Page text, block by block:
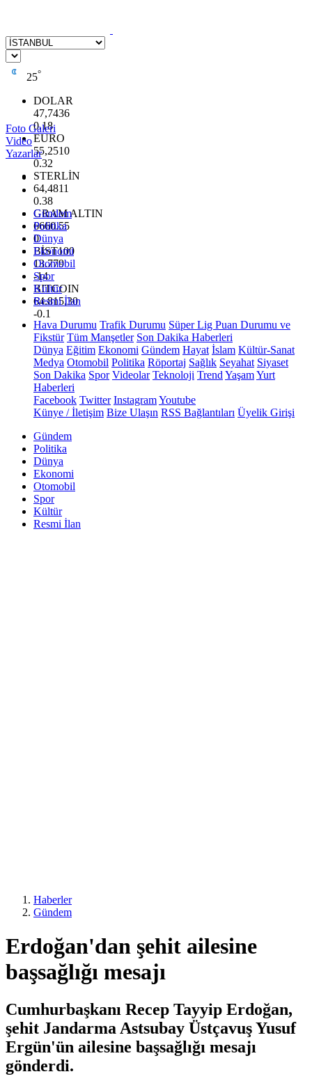
25°
DOLAR
47,7436
0.18
EURO
55,2510
0.32
STERLİN
64,4811
0.38
GRAM ALTIN
6660.55
0
BİST100
13.779
-14
BITCOIN
64.815,30
-0.1
Foto Galeri
Video
Yazarlar
Gündem
Politika
Dünya
Ekonomi
Otomobil
Spor
Kültür
Resmi İlan
Hava Durumu Trafik Durumu Süper Lig Puan Durumu ve
Fikstür Tüm Manşetler Son Dakika Haberleri
Dünya Eğitim Ekonomi Gündem Hayat İslam Kültür-Sanat
Medya Otomobil Politika Röportaj Sağlık Seyahat Siyaset
Son Dakika Spor Videolar Teknoloji Trend YaşamYurt
Haberleri
Facebook Twitter InstagramYoutube
Künye / İletişim Bize Ulaşın RSS Bağlantıları Üyelik Girişi
Gündem
Politika
Dünya
Ekonomi
Otomobil
Spor
Kültür
Resmi İlan
Haberler
Gündem
Erdoğan'dan şehit ailesine
başsağlığı mesajı
Cumhurbaşkanı Recep Tayyip Erdoğan,
şehit Jandarma Astsubay Üstçavuş Yusuf
Ergün'ün ailesine başsağlığı mesajı
gönderdi.